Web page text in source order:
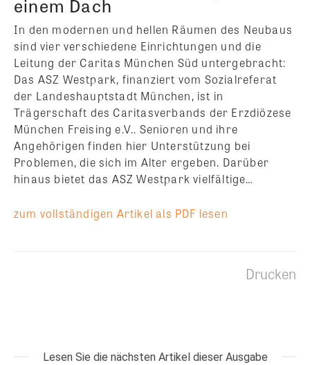
einem Dach
In den modernen und hellen Räumen des Neubaus
sind vier verschiedene Einrichtungen und die
Leitung der Caritas München Süd untergebracht:
Das ASZ Westpark, finanziert vom Sozialreferat
der Landeshauptstadt München, ist in
Trägerschaft des Caritasverbands der Erzdiözese
München Freising e.V.. Senioren und ihre
Angehörigen finden hier Unterstützung bei
Problemen, die sich im Alter ergeben. Darüber
hinaus bietet das ASZ Westpark vielfältige…
zum vollständigen Artikel als PDF lesen
Drucken
Lesen Sie die nächsten Artikel dieser Ausgabe